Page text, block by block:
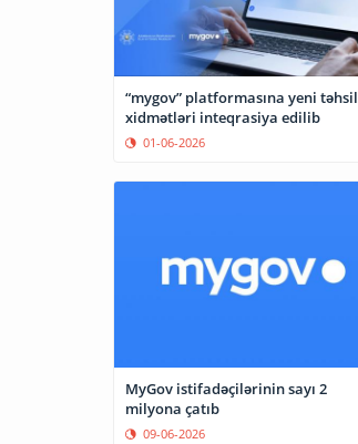
“mygov” platformasına yeni təhsil
xidmətləri inteqrasiya edilib
01-06-2026
MyGov istifadəçilərinin sayı 2
milyona çatıb
09-06-2026